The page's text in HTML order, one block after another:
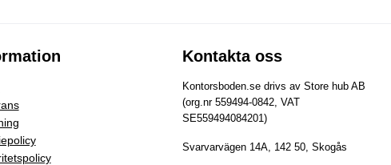
Kontakta oss
Kontorsboden.se drivs av Store hub AB
(org.nr 559494-0842, VAT
SE559494084201)
Svarvarvägen 14A, 142 50, Skogås